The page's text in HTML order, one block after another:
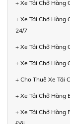
+ Xe Tải Chở Hàng
+ Xe Tải Chở Hàng
24/7
+ Xe Tải Chở Hàng
+ Xe Tải Chở Hàng
+ Cho Thuê Xe Tải
+ Xe Tải Chở Hàng
+ Xe Tải Chở Hàng